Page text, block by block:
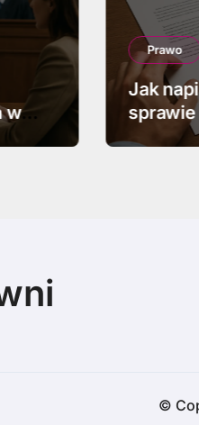
w
Prawo
Jak
©